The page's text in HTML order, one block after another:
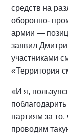
средств на
оборонно-
армии —
заявил
участниками
«Территория
«И я,
партиям за
проводим